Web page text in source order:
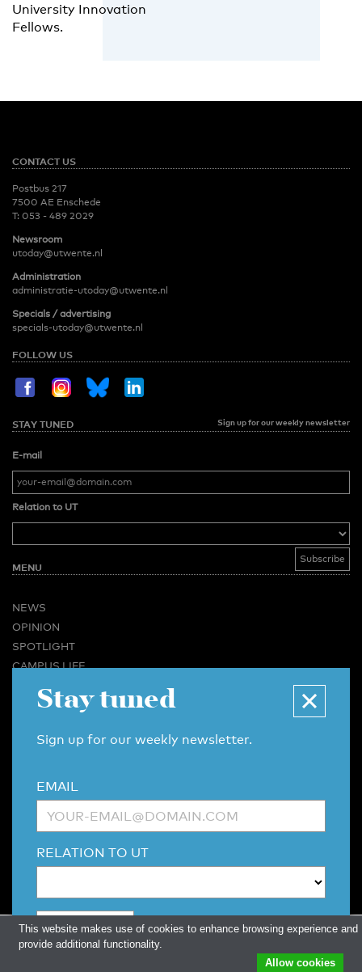
University Innovation
Fellows.
CONTACT US
Postbus 217
7500 AE Enschede
T: 053 - 489 2029
Newsroom
utoday@utwente.nl
Administration
administratie-utoday@utwente.nl
Specials / advertising
specials-utoday@utwente.nl
FOLLOW US
STAY TUNED Sign up for our weekly newsletter
E-mail
Relation to UT
MENU
NEWS
OPINION
SPOTLIGHT
CAMPUS LIFE
BUSINESS & CAREER
CONTACT
ARCHIVE
MORE
LINKS
DISCLAIMER / COPYRIGHT REDACTIESTATUUT/EDITORIAL STATUTE
Stay tuned
Sign up for our weekly newsletter.
EMAIL
RELATION TO UT
This website makes use of cookies to enhance browsing experience and
provide additional functionality.
Allow cookies